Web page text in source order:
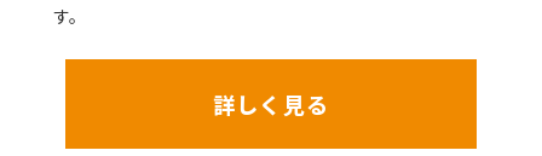
す。
詳しく見る